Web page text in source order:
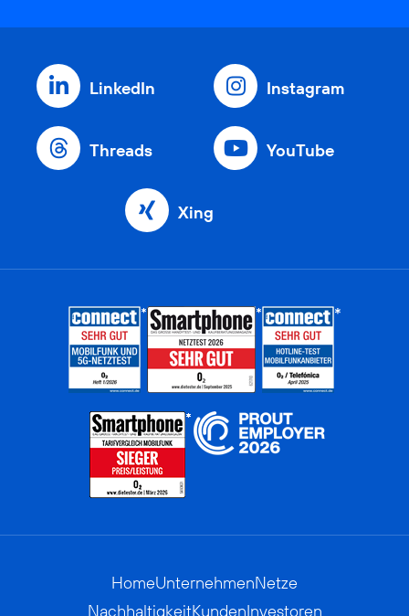
LinkedIn Instagram
Threads YouTube
Xing
HomeUnternehmenNetze
NachhaltigkeitKundenInvestoren